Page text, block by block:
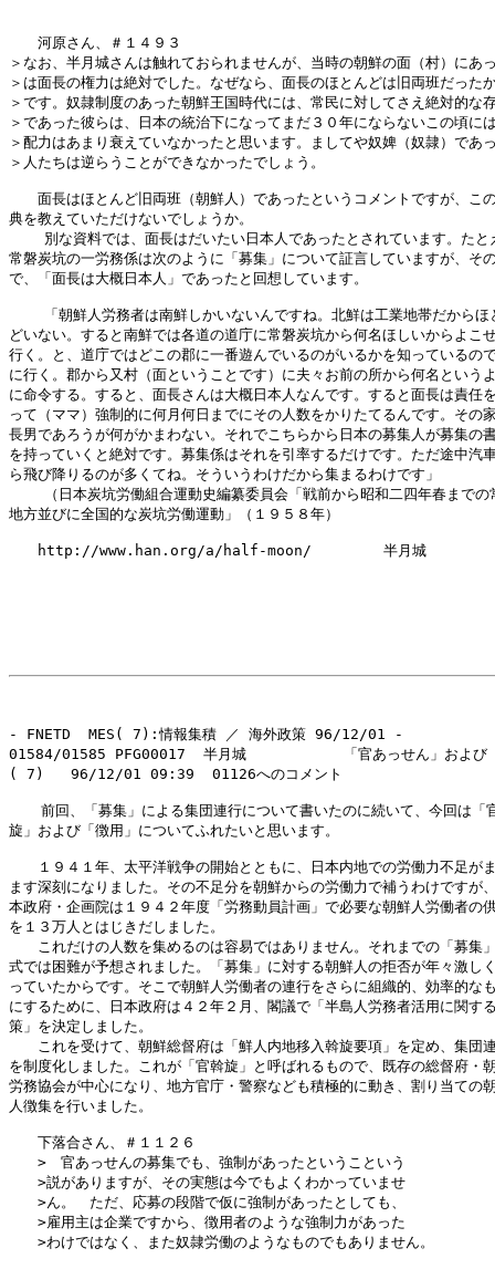
河原さん、＃１４９３
＞なお、半月城さんは触れておられませんが、当時の朝鮮の面（村）にあ
＞は面長の権力は絶対でした。なぜなら、面長のほとんどは旧両班だった
＞です。奴隷制度のあった朝鮮王国時代には、常民に対してさえ絶対的な
＞であった彼らは、日本の統治下になってまだ３０年にならないこの頃に
＞配力はあまり衰えていなかったと思います。ましてや奴婢（奴隷）であ
＞人たちは逆らうことができなかったでしょう。
面長はほとんど旧両班（朝鮮人）であったというコメントですが、こ
典を教えていただけないでしょうか。
別な資料では、面長はだいたい日本人であったとされています。たと
常磐炭坑の一労務係は次のように「募集」について証言していますが、そ
で、「面長は大概日本人」であったと回想しています。
「朝鮮人労務者は南鮮しかいないんですね。北鮮は工業地帯だからほ
どいない。すると南鮮では各道の道庁に常磐炭坑から何名ほしいからよこ
行く。と、道庁ではどこの郡に一番遊んでいるのがいるかを知っているの
に行く。郡から又村（面ということです）に夫々お前の所から何名という
に命令する。すると、面長さんは大概日本人なんです。すると面長は責任
って（ママ）強制的に何月何日までにその人数をかりたてるんです。その
長男であろうが何がかまわない。それでこちらから日本の募集人が募集の
を持っていくと絶対です。募集係はそれを引率するだけです。ただ途中汽
ら飛び降りるのが多くてね。そういうわけだから集まるわけです」
（日本炭坑労働組合運動史編纂委員会「戦前から昭和二四年春までの
地方並びに全国的な炭坑労働運動」（１９５８年）
http://www.han.org/a/half-moon/　　　　　半月城
- FNETD  MES( 7):情報集積 ／ 海外政策 96/12/01 -
01584/01585 PFG00017  半月城           「官あっせん」および
( 7)   96/12/01 09:39  01126へのコメント
　前回、「募集」による集団連行について書いたのに続いて、今回は「
旋」および「徴用」についてふれたいと思います。
１９４１年、太平洋戦争の開始とともに、日本内地での労働力不足が
ます深刻になりました。その不足分を朝鮮からの労働力で補うわけですが
本政府・企画院は１９４２年度「労務動員計画」で必要な朝鮮人労働者の
を１３万人とはじきだしました。
これだけの人数を集めるのは容易ではありません。それまでの「募集
式では困難が予想されました。「募集」に対する朝鮮人の拒否が年々激し
っていたからです。そこで朝鮮人労働者の連行をさらに組織的、効率的な
にするために、日本政府は４２年２月、閣議で「半島人労務者活用に関す
策」を決定しました。
これを受けて、朝鮮総督府は「鮮人内地移入斡旋要項」を定め、集団
を制度化しました。これが「官斡旋」と呼ばれるもので、既存の総督府・
労務協会が中心になり、地方官庁・警察なども積極的に動き、割り当ての
人徴集を行いました。
下落合さん、＃１１２６
>　官あっせんの募集でも、強制があったというこという
>説がありますが、その実態は今でもよくわかっていませ
>ん。　ただ、応募の段階で仮に強制があったとしても、
>雇用主は企業ですから、徴用者のような強制力があった
>わけではなく、また奴隷労働のようなものでもありません。